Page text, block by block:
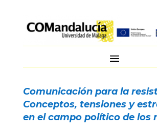
Comunicación para la
Conceptos, tensiones y
en el campo político de los